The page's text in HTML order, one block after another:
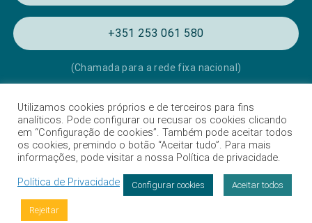
+351 253 061 580
(Chamada para a rede fixa nacional)
Política de Privacidade e de Cookies
Termos e condições de utilização
Listagem das Unidades Hospitalares
Proteção de Dados
Livro de Reclamações
Utilizamos cookies próprios e de terceiros para fins
analíticos. Pode configurar ou recusar os cookies clicando
em “Configuração de cookies”. Também pode aceitar todos
os cookies, premindo o botão “Aceitar tudo”. Para mais
informações, pode visitar a nossa Política de privacidade.
Política de Privacidade
Configurar cookies Aceitar todos
Rejeitar